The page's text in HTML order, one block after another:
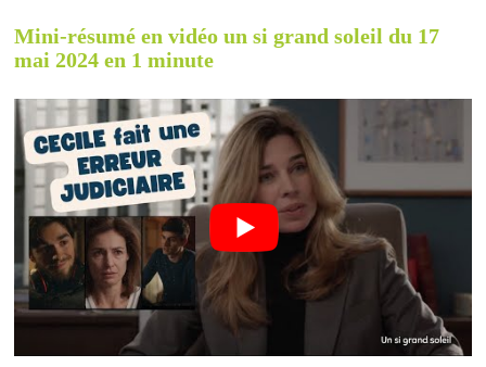
Mini-résumé en vidéo un si grand soleil du 17
mai 2024 en 1 minute